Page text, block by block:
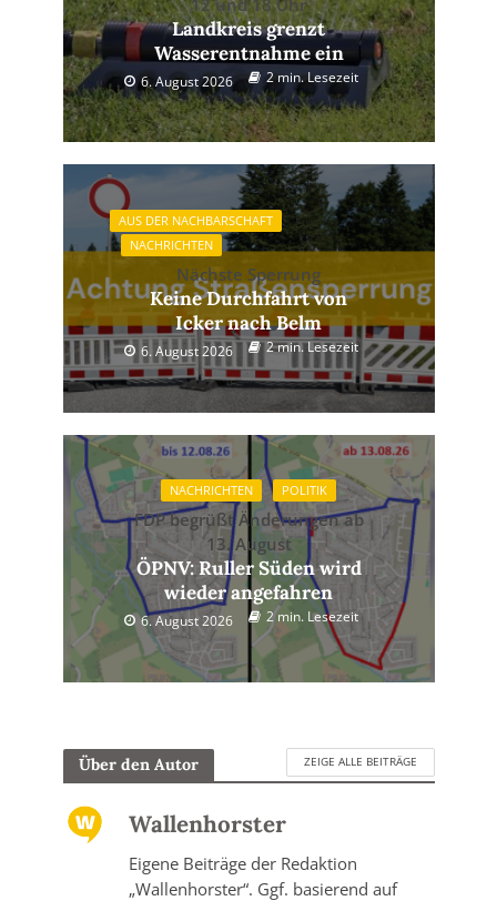
Landkreis grenzt
Wasserentnahme ein
6. August 2026 2 min. Lesezeit
AUS DER NACHBARSCHAFT
NACHRICHTEN
Nächste Sperrung
Keine Durchfahrt von
Icker nach Belm
6. August 2026 2 min. Lesezeit
NACHRICHTEN POLITIK
FDP begrüßt Änderungen ab
13. August
ÖPNV: Ruller Süden wird
wieder angefahren
6. August 2026 2 min. Lesezeit
Über den Autor ZEIGE ALLE BEITRÄGE
Wallenhorster
Eigene Beiträge der Redaktion
„Wallenhorster“. Ggf. basierend auf